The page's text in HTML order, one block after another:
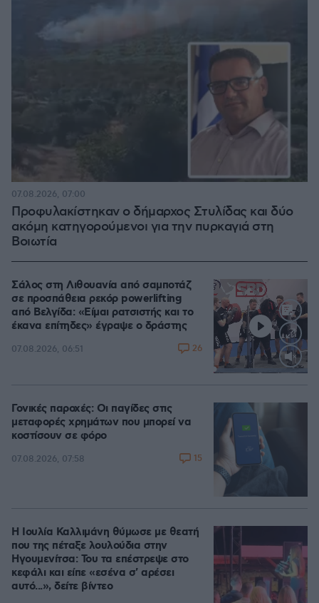
Προφυλακίστηκαν ο δήμαρχος Στυλίδας και δύο
ακόμη κατηγορούμενοι για την πυρκαγιά στη
Βοιωτία
07.08.2026, 07:00
Loaded
Σάλος στη Λιθουανία από σαμποτάζ
σε προσπάθεια ρεκόρ powerlifting
από Βελγίδα: «Είμαι ρατσιστής και το
έκανα επίτηδες» έγραψε ο δράστης
07.08.2026, 06:51 26
Γονικές παροχές: Οι παγίδες στις
μεταφορές χρημάτων που μπορεί να
κοστίσουν σε φόρο
07.08.2026, 07:58 15
Η Ιουλία Καλλιμάνη θύμωσε με θεατή
που της πέταξε λουλούδια στην
Ηγουμενίτσα: Του τα επέστρεψε στο
κεφάλι και είπε «εσένα σ' αρέσει
αυτό...», δείτε βίντεο